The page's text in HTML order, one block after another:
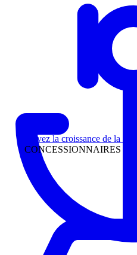
Suivez la croissance de la
CONCESSIONNAIRES